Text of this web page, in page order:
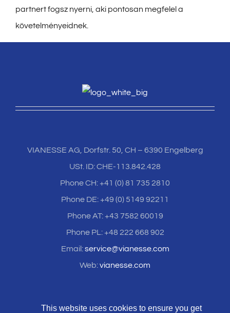
This website uses cookies to ensure you get
partnert fogsz nyerni, aki pontosan megfelel a
követelményeidnek.
VIANESSE AG, Dorfstr. 50, CH – 6390 Engelberg
USt. ID: CHE-113.842.428
Phone CH: +41 (0) 81 735 2810
Phone DE: +49 (0) 5149 92211
Phone AT: +43 7582 60019
Phone PL: +48 222 668 902
Email:service@vianesse.com
Web:vianesse.com